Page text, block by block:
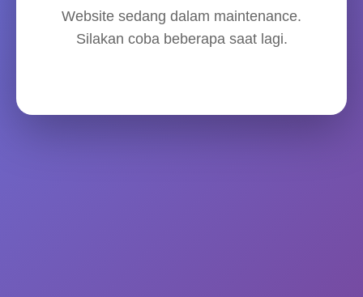
Website sedang dalam maintenance.
Silakan coba beberapa saat lagi.